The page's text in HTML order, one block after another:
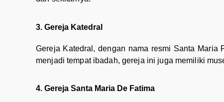
3. Gereja Katedral
Gereja Katedral, dengan nama resmi Santa
menjadi tempat ibadah, gereja ini juga memiliki
4. Gereja Santa Maria De Fatima